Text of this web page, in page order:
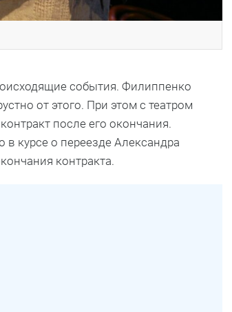
события. Филиппенко
от этого. При этом с театром
после его окончания.
курсе о переезде Александра
контракта.